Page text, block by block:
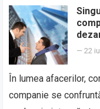
—22
În lumea afacerilor,
companie se